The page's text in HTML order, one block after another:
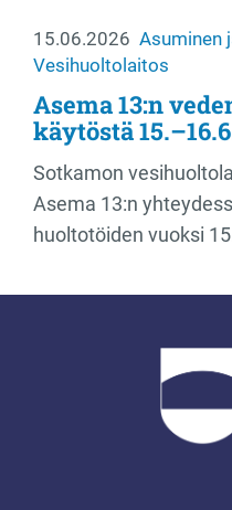
15.06.2026 Asuminen
Vesihuoltolaitos
Asema 13:n
käytöstä
Sotkamon
Asema 13:n
huoltotöiden vuoksi